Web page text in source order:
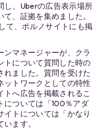
し、Uberの広告表示場所
、証拠を集めました。
て、ポルノサイトにも掲
ンマネージャーが、クラ
トについて質問した時の
れました。質問を受けた
ットワークとしての特性
トへ広告を掲載されるこ
については「100％アダ
イトについては「かなり
ます。